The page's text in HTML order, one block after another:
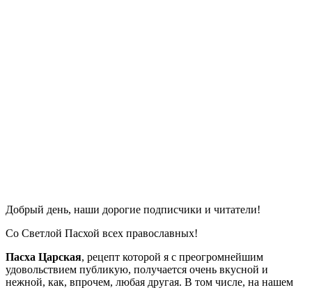
Добрый день, наши дорогие подписчики и читатели!
Со Светлой Пасхой всех православных!
Пасха Царская, рецепт которой я с преогромнейшим
удовольствием публикую, получается очень вкусной и
нежной, как, впрочем, любая другая. В том числе, на нашем